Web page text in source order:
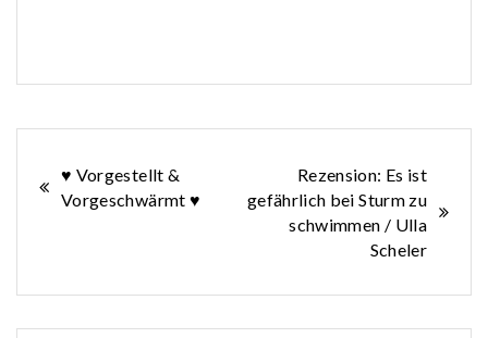
Beitragsnavigation
♥ Vorgestellt &
Vorgeschwärmt ♥
Rezension: Es ist
gefährlich bei Sturm zu
schwimmen / Ulla
Scheler